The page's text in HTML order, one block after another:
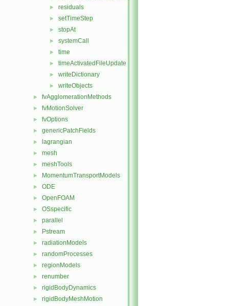
► residuals
► setTimeStep
► stopAt
► systemCall
► time
► timeActivatedFileUpdate
► writeDictionary
► writeObjects
► fvAgglomerationMethods
► fvMotionSolver
► fvOptions
► genericPatchFields
► lagrangian
► mesh
► meshTools
► MomentumTransportModels
► ODE
► OpenFOAM
► OSspecific
► parallel
► Pstream
► radiationModels
► randomProcesses
► regionModels
► renumber
► rigidBodyDynamics
► rigidBodyMeshMotion